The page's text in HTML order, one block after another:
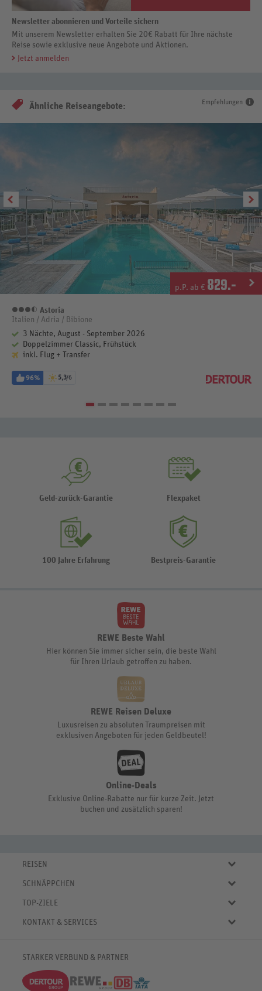
Newsletter abonnieren und Vorteile sichern
Mit unserem Newsletter erhalten Sie 20€ Rabatt für Ihre nächste
Reise sowie exklusive neue Angebote und Aktionen.
Jetzt anmelden
Empfehlungen
Ähnliche Reiseangebote:
p.P. ab € 829.-
3,5 Sterne
Astoria
Italien / Adria / Bibione
3 Nächte, August - September 2026
Doppelzimmer Classic, Frühstück
inkl. Flug + Transfer
96% 5,3/6
Geld-zurück-Garantie Flexpaket
100 Jahre Erfahrung Bestpreis-Garantie
REWE Beste Wahl
Hier können Sie immer sicher sein, die beste Wahl
für Ihren Urlaub getroffen zu haben.
REWE Reisen Deluxe
Luxusreisen zu absoluten Traumpreisen mit
exklusiven Angeboten für jeden Geldbeutel!
Online-Deals
Exklusive Online-Rabatte nur für kurze Zeit. Jetzt
buchen und zusätzlich sparen!
REISEN
Eigene Anreise
Städtereisen
Kreuzfahrten
SCHNÄPPCHEN
Online-Deals
Reisemagazin
% Satte Rabatte
TOP-ZIELE
✈ Urlaub in Spanien
✈Urlaub in Griechenland
KONTAKT & SERVICES
Kontaktformular
♥ Merkliste
Newsletter
STARKER VERBUND & PARTNER